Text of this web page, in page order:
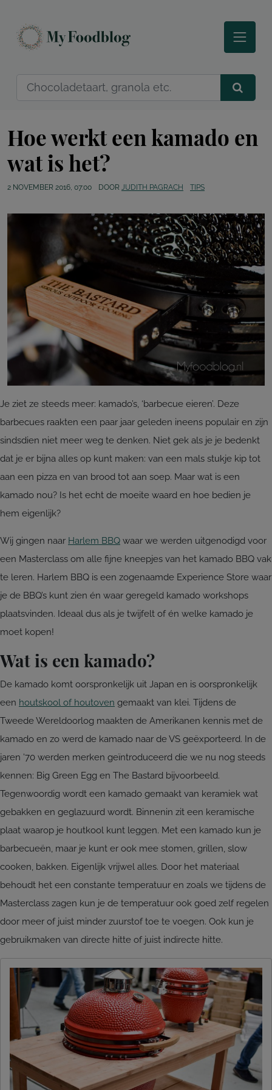
Hoe werkt een kamado en
wat is het?
2 NOVEMBER 2016, 07:00 DOOR JUDITH PAGRACH TIPS
Je ziet ze steeds meer: kamado’s, ‘barbecue eieren’. Deze
barbecues raakten een paar jaar geleden ineens populair en zijn
sindsdien niet meer weg te denken. Niet gek als je je bedenkt
dat je er bijna alles op kunt maken: van een mals stukje kip tot
aan een pizza en van brood tot aan soep. Maar wat is een
kamado nou? Is het echt de moeite waard en hoe bedien je
hem eigenlijk?
Wij gingen naar Harlem BBQ waar we werden uitgenodigd voor
een Masterclass om alle fijne kneepjes van het kamado BBQ vak
te leren. Harlem BBQ is een zogenaamde Experience Store waar
je de BBQ’s kunt zien én waar geregeld kamado workshops
plaatsvinden. Ideaal dus als je twijfelt of én welke kamado je
moet kopen!
Wat is een kamado?
De kamado komt oorspronkelijk uit Japan en is oorspronkelijk
een houtskool of houtoven gemaakt van klei. Tijdens de
Tweede Wereldoorlog maakten de Amerikanen kennis met de
kamado en zo werd de kamado naar de VS geëxporteerd. In de
jaren ’70 werden merken geïntroduceerd die we nu nog steeds
kennen: Big Green Egg en The Bastard bijvoorbeeld.
Tegenwoordig wordt een kamado gemaakt van keramiek wat
gebakken en geglazuurd wordt. Binnenin zit een keramische
plaat waarop je houtkool kunt leggen. Met een kamado kun je
barbecueën, maar je kunt er ook mee stomen, grillen, slow
cooken, bakken. Eigenlijk vrijwel alles. Door het materiaal
behoudt het een constante temperatuur en zoals we tijdens de
Masterclass zagen kun je de temperatuur ook goed zelf regelen
door meer of juist minder zuurstof toe te voegen. Ook kun je
gebruikmaken van directe hitte of juist indirecte hitte.